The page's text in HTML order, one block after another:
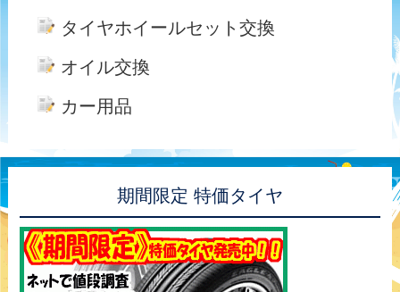
タイヤホイールセット交換
オイル交換
カー用品
期間限定 特価タイヤ